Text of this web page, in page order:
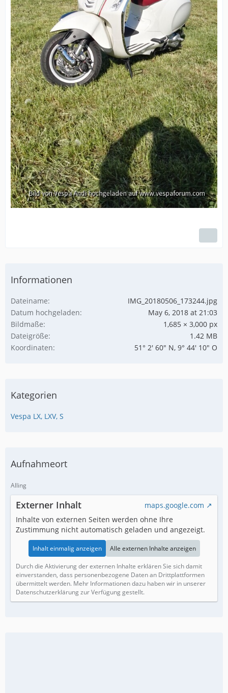
Informationen
Dateiname
IMG_20180506_173244.jpg
Datum hochgeladen
May 6, 2018 at 21:03
Bildmaße
1,685 × 3,000 px
Dateigröße
1.42 MB
Koordinaten
51° 2' 60" N, 9° 44' 10" O
Kategorien
Vespa LX, LXV, S
Aufnahmeort
Alling
Externer Inhalt
maps.google.com
Inhalte von externen Seiten werden ohne Ihre
Zustimmung nicht automatisch geladen und angezeigt.
Inhalt einmalig anzeigen Alle externen Inhalte anzeigen
Durch die Aktivierung der externen Inhalte erklären Sie sich damit
einverstanden, dass personenbezogene Daten an Drittplattformen
übermittelt werden. Mehr Informationen dazu haben wir in unserer
Datenschutzerklärung zur Verfügung gestellt.